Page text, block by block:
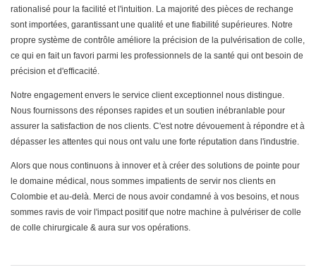
rationalisé pour la facilité et l'intuition. La majorité des pièces de rechange
sont importées, garantissant une qualité et une fiabilité supérieures. Notre
propre système de contrôle améliore la précision de la pulvérisation de colle,
ce qui en fait un favori parmi les professionnels de la santé qui ont besoin de
précision et d'efficacité.
Notre engagement envers le service client exceptionnel nous distingue.
Nous fournissons des réponses rapides et un soutien inébranlable pour
assurer la satisfaction de nos clients. C'est notre dévouement à répondre et à
dépasser les attentes qui nous ont valu une forte réputation dans l'industrie.
Alors que nous continuons à innover et à créer des solutions de pointe pour
le domaine médical, nous sommes impatients de servir nos clients en
Colombie et au-delà. Merci de nous avoir condamné à vos besoins, et nous
sommes ravis de voir l'impact positif que notre machine à pulvériser de colle
de colle chirurgicale & aura sur vos opérations.